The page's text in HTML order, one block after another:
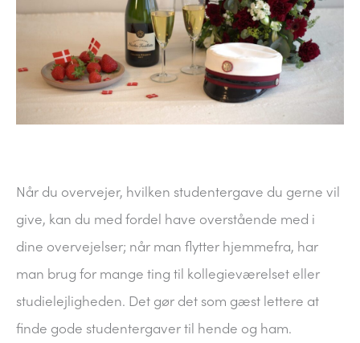
Når du overvejer, hvilken studentergave du gerne vil
give, kan du med fordel have overstående med i
dine overvejelser; når man flytter hjemmefra, har
man brug for mange ting til kollegieværelset eller
studielejligheden. Det gør det som gæst lettere at
finde gode studentergaver til hende og ham.